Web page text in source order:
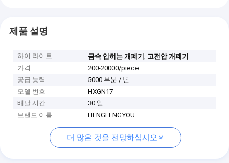
제품 설명
하이 라이트 금속 입히는 개폐기, 고전압 개폐기
가격
200-20000/piece
공급 능력
5000 부분 / 년
모델 번호
HXGN17
배달 시간
30 일
브랜드 이름
HENGFENGYOU
더 많은 것을 전망하십시오